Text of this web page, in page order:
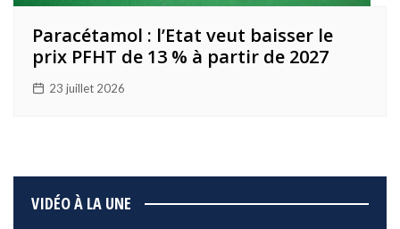
Paracétamol : l’Etat veut baisser le
prix PFHT de 13 % à partir de 2027
23 juillet 2026
VIDÉO À LA UNE